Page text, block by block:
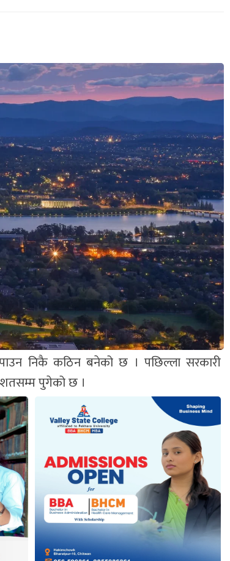
पाउन निकै कठिन बनेको छ । पछिल्ला सरकारी
पुगेको छ ।